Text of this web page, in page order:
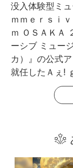
没入体験型ミュ
ｍｍｅｒｓｉ
ｍ ＯＳＡＫＡ
ーシブ ミュー
カ）』の公式
就任したＡぇ!